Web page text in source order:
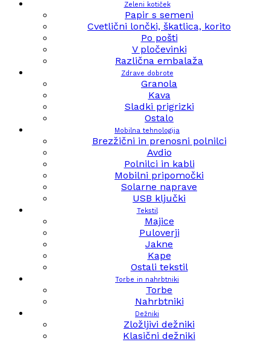
Zeleni kotiček
Papir s semeni
Cvetlični lončki, škatlica, korito
Po pošti
V pločevinki
Različna embalaža
Zdrave dobrote
Granola
Kava
Sladki prigrizki
Ostalo
Mobilna tehnologija
Brezžični in prenosni polnilci
Avdio
Polnilci in kabli
Mobilni pripomočki
Solarne naprave
USB ključki
Tekstil
Majice
Puloverji
Jakne
Kape
Ostali tekstil
Torbe in nahrbtniki
Torbe
Nahrbtniki
Dežniki
Zložljivi dežniki
Klasični dežniki